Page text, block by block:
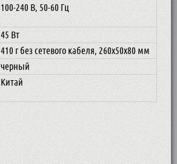
100-240 В, 50-60 Гц
45 Вт
410 г без сетевого кабеля, 260х50х80 мм
черный
Китай